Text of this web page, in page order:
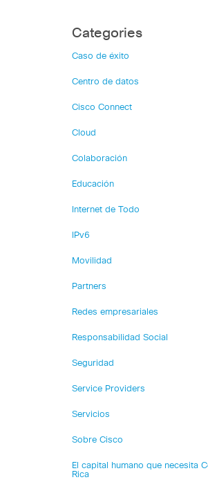
Categories
Caso de éxito
Centro de datos
Cisco Connect
Cloud
Colaboración
Educación
Internet de Todo
IPv6
Movilidad
Partners
Redes empresariales
Responsabilidad Social
Seguridad
Service Providers
Servicios
Sobre Cisco
El capital humano que necesita
Rica